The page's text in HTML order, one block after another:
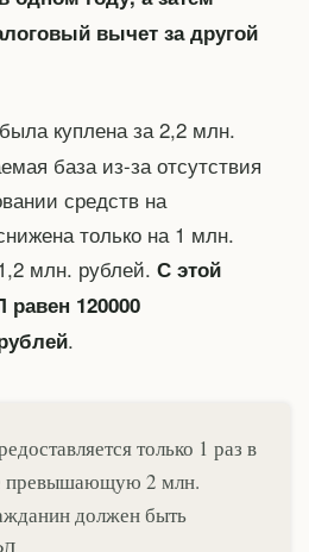
вычет за другой
куплена за 2,2 млн.
база из-за отсутствия
средств на
только на 1 млн.
млн. рублей. С этой
120000
.
только 1 раз в
превышающую 2 млн.
должен быть